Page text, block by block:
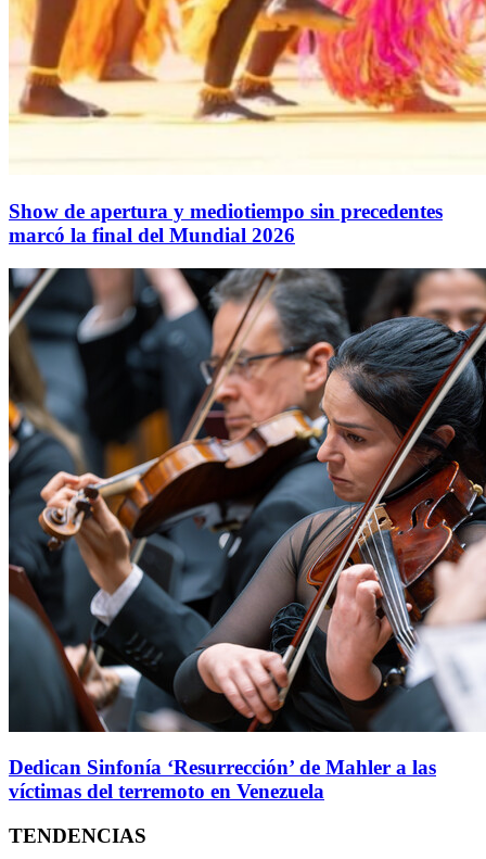
Show de apertura y mediotiempo sin precedentes
marcó la final del Mundial 2026
Dedican Sinfonía ‘Resurrección’ de Mahler a las
víctimas del terremoto en Venezuela
TENDENCIAS